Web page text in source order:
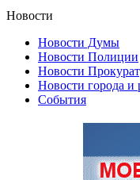
Новости
Новости Думы
Новости Полиции
Новости
Новости города и
События